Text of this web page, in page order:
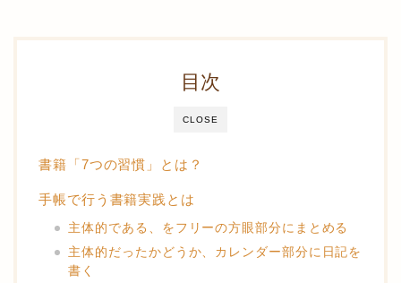
CLOSE
目次
書籍「7つの習慣」とは？
手帳で行う書籍実践とは
主体的である、をフリーの方眼部分にまとめる
主体的だったかどうか、カレンダー部分に日記を
書く